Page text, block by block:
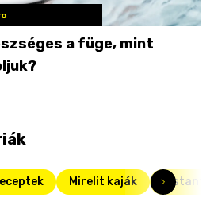
a füge, mint
Mirelit kaják Instant